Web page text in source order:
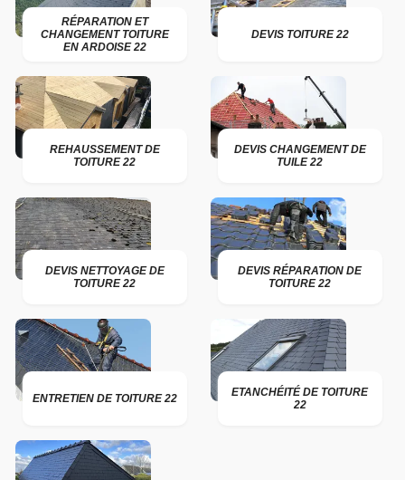
RÉPARATION ET
CHANGEMENT TOITURE
EN ARDOISE 22
DEVIS TOITURE 22
REHAUSSEMENT DE
TOITURE 22
DEVIS CHANGEMENT DE
TUILE 22
DEVIS NETTOYAGE DE
TOITURE 22
DEVIS RÉPARATION DE
TOITURE 22
ENTRETIEN DE TOITURE 22
ETANCHÉITÉ DE TOITURE
22